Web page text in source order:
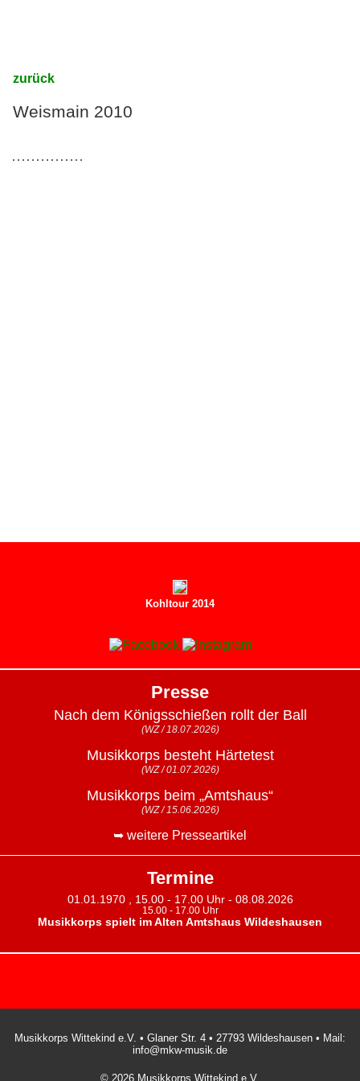
zurück
Weismain 2010
Kohltour 2014
Presse
Nach dem Königsschießen rollt der Ball
(WZ / 18.07.2026)
Musikkorps besteht Härtetest
(WZ / 01.07.2026)
Musikkorps beim „Amtshaus“
(WZ / 15.06.2026)
➥ weitere Presseartikel
Termine
01.01.1970 , 15.00 - 17.00 Uhr - 08.08.2026
15.00 - 17.00 Uhr
Musikkorps spielt im Alten Amtshaus Wildeshausen
Musikkorps Wittekind e.V. • Glaner Str. 4 • 27793 Wildeshausen • Mail:
info@mkw-musik.de
© 2026 Musikkorps Wittekind e.V.